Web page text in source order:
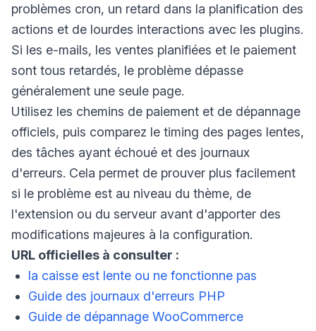
problèmes cron, un retard dans la planification des
actions et de lourdes interactions avec les plugins.
Si les e-mails, les ventes planifiées et le paiement
sont tous retardés, le problème dépasse
généralement une seule page.
Utilisez les chemins de paiement et de dépannage
officiels, puis comparez le timing des pages lentes,
des tâches ayant échoué et des journaux
d'erreurs. Cela permet de prouver plus facilement
si le problème est au niveau du thème, de
l'extension ou du serveur avant d'apporter des
modifications majeures à la configuration.
URL officielles à consulter :
la caisse est lente ou ne fonctionne pas
Guide des journaux d'erreurs PHP
Guide de dépannage WooCommerce